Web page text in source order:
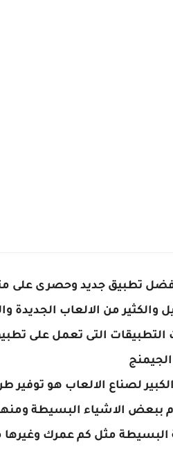
تطبيق جديد وحصرى على
والكثير من الالعاب
التى تعمل على
لصناع الالعاب هو
ببعض الاشياء البسيطة
البسيطة مثل كم عمرك وغيرها